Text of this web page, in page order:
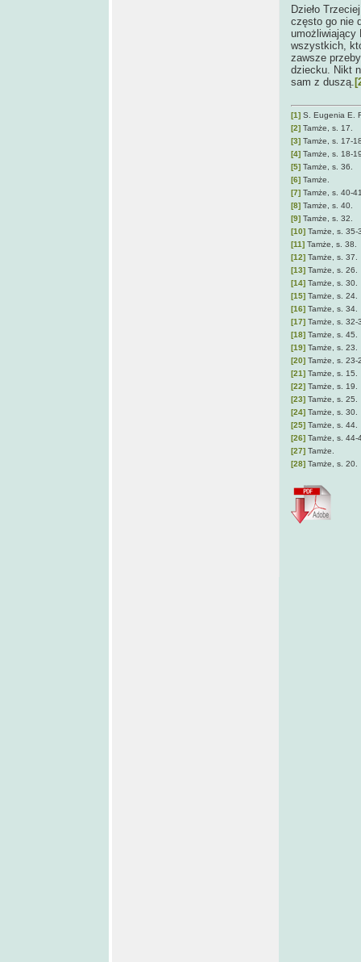
Dzieło
często go nie
umożliwiający
wszystkich,
zawsze
dziecku. Nikt
sam z duszą.
[1] S. Eugenia E.
[2] Tamże, s. 17.
[3] Tamże, s. 17-
[4] Tamże, s. 18-
[5] Tamże, s. 36.
[6] Tamże.
[7] Tamże, s. 40-
[8] Tamże, s. 40.
[9] Tamże, s. 32.
[10] Tamże, s. 35-
[11] Tamże, s. 38.
[12] Tamże, s. 37.
[13] Tamże, s. 26.
[14] Tamże, s. 30.
[15] Tamże, s. 24.
[16] Tamże, s. 34.
[17] Tamże, s. 32-
[18] Tamże, s. 45.
[19] Tamże, s. 23.
[20] Tamże, s. 23-
[21] Tamże, s. 15.
[22] Tamże, s. 19.
[23] Tamże, s. 25.
[24] Tamże, s. 30.
[25] Tamże, s. 44.
[26] Tamże, s. 44-
[27] Tamże.
[28] Tamże, s. 20.